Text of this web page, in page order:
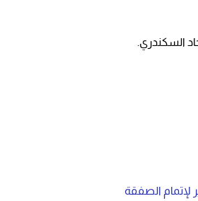
السكندري.
لإتمام الصفقة